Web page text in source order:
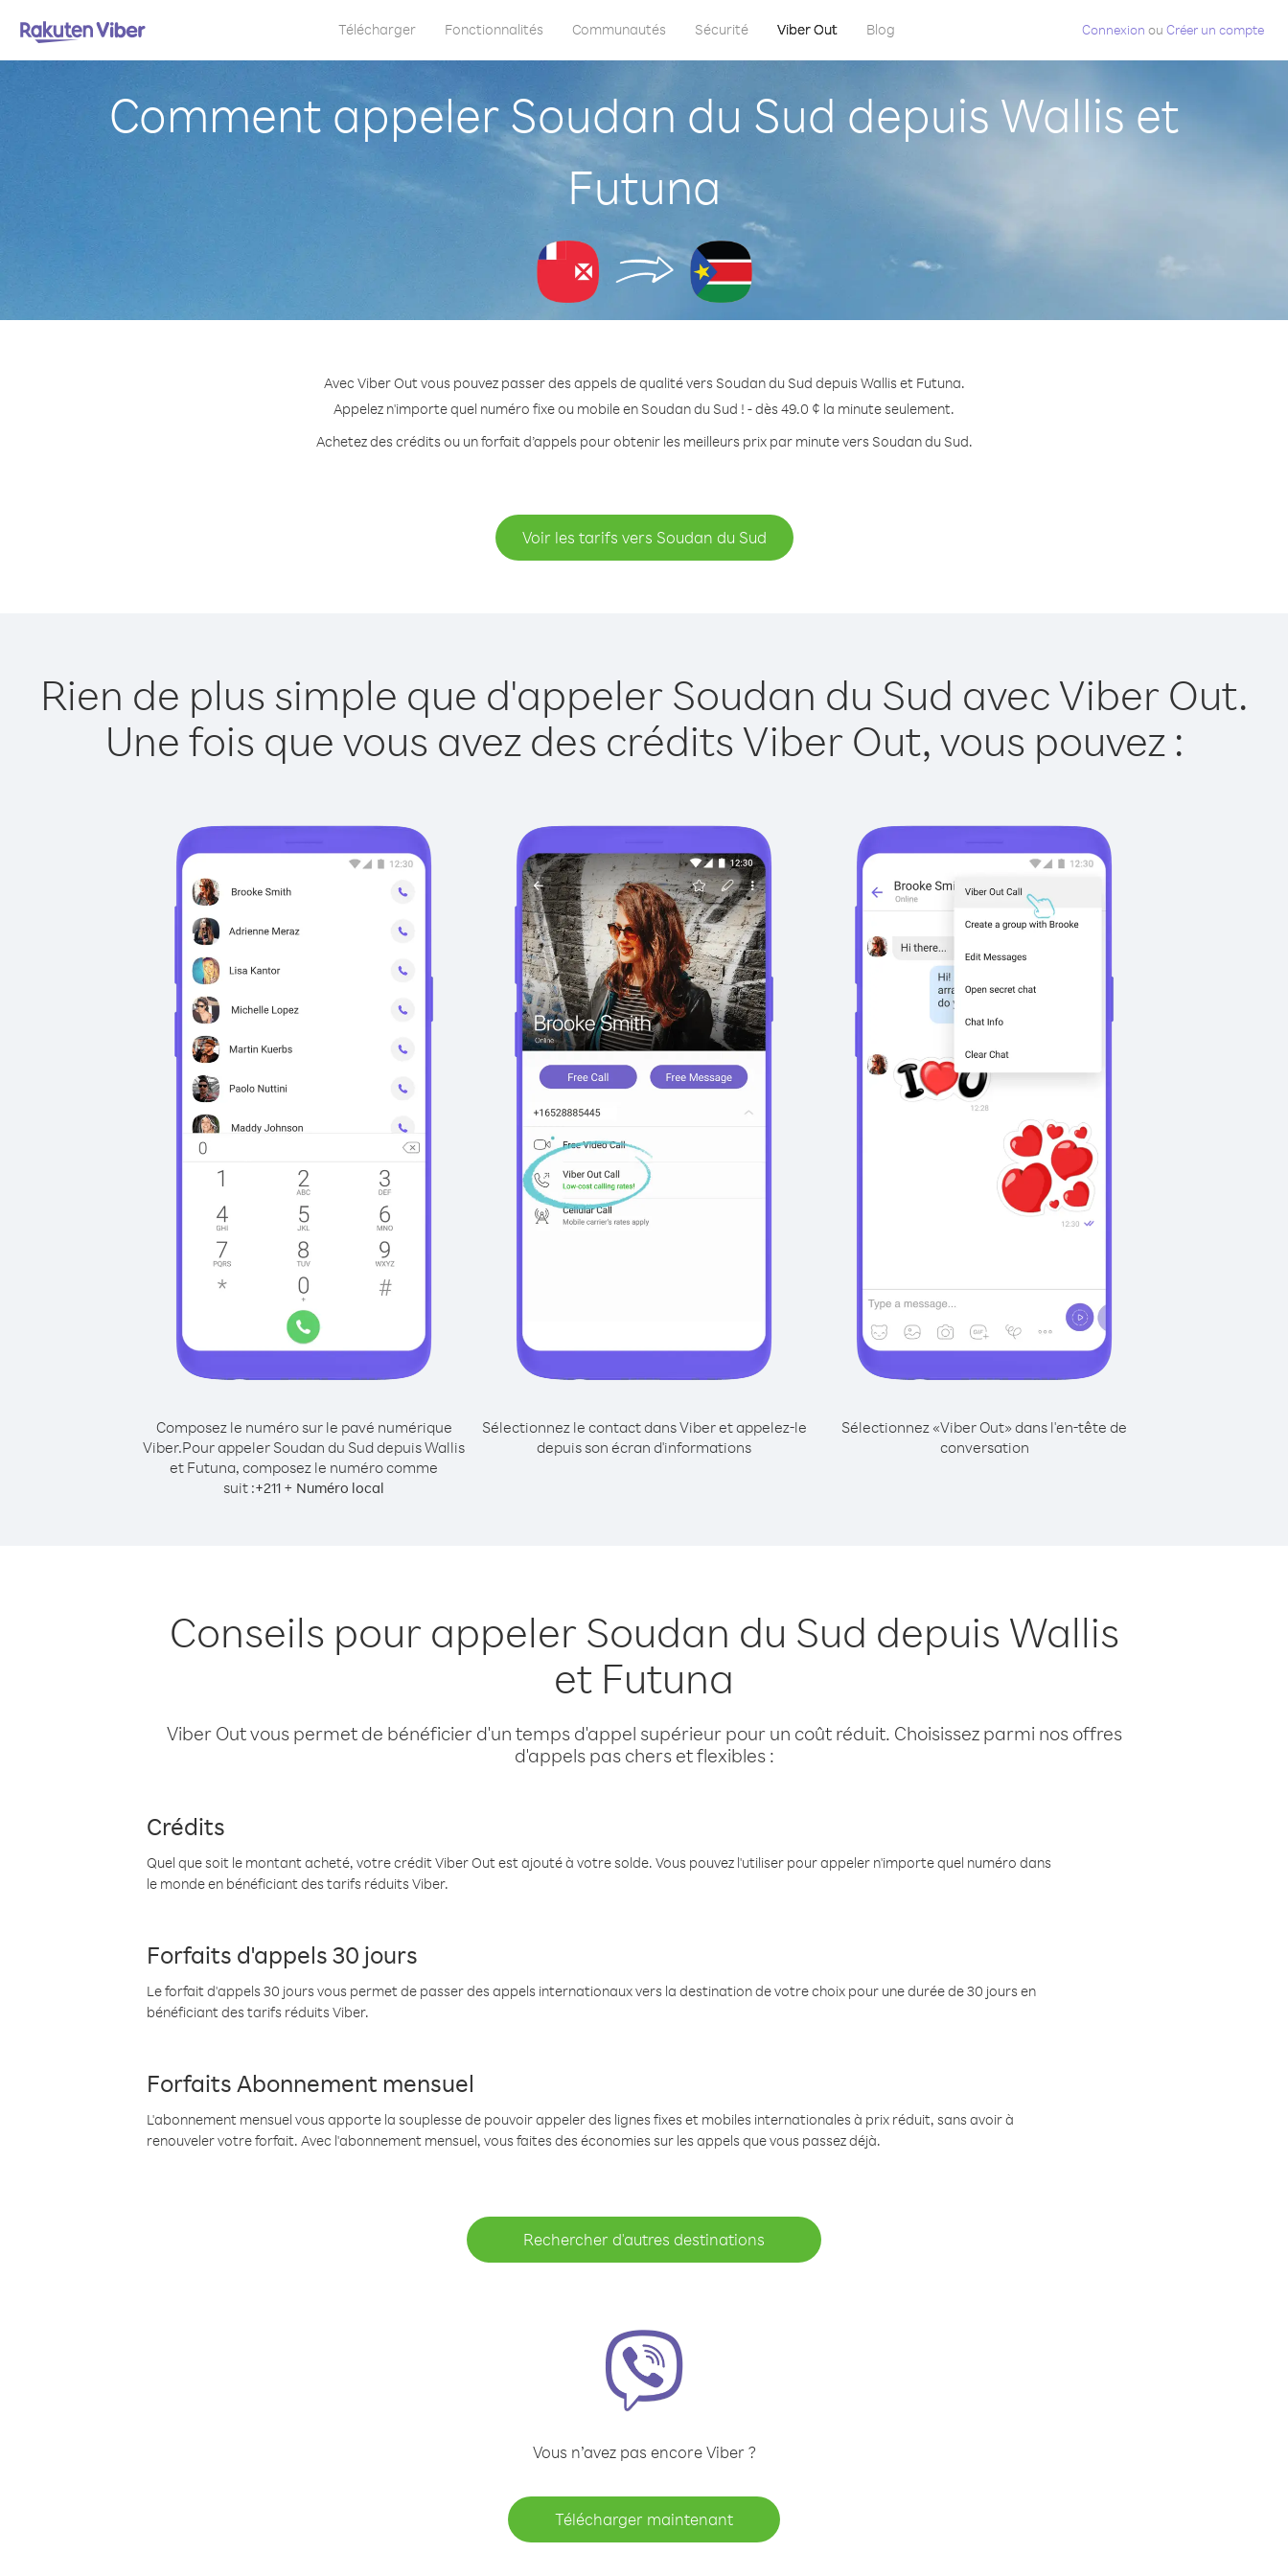
Télécharger Fonctionnalités Communautés Sécurité Viber Out Blog Connexion ou Créer un compte
Comment appeler Soudan du Sud depuis Wallis et
Futuna
Avec Viber Out vous pouvez passer des appels de qualité vers Soudan du Sud depuis Wallis et Futuna.
Appelez n'importe quel numéro fixe ou mobile en Soudan du Sud ! - dès 49.0 ¢ la minute seulement.
Achetez des crédits ou un forfait d’appels pour obtenir les meilleurs prix par minute vers Soudan du Sud.
Voir les tarifs vers Soudan du Sud
Rien de plus simple que d'appeler Soudan du Sud avec Viber Out.
Une fois que vous avez des crédits Viber Out, vous pouvez :
Composez le numéro sur le pavé numérique
Viber.Pour appeler Soudan du Sud depuis Wallis
et Futuna, composez le numéro comme
suit :+211 + Numéro local
Sélectionnez le contact dans Viber et appelez-le
depuis son écran d'informations
Sélectionnez «Viber Out» dans l'en-tête de
conversation
Conseils pour appeler Soudan du Sud depuis Wallis
et Futuna
Viber Out vous permet de bénéficier d'un temps d'appel supérieur pour un coût réduit. Choisissez parmi nos offres
d'appels pas chers et flexibles :
Crédits
Quel que soit le montant acheté, votre crédit Viber Out est ajouté à votre solde. Vous pouvez l'utiliser pour appeler n'importe quel numéro dans
le monde en bénéficiant des tarifs réduits Viber.
Forfaits d'appels 30 jours
Le forfait d'appels 30 jours vous permet de passer des appels internationaux vers la destination de votre choix pour une durée de 30 jours en
bénéficiant des tarifs réduits Viber.
Forfaits Abonnement mensuel
L'abonnement mensuel vous apporte la souplesse de pouvoir appeler des lignes fixes et mobiles internationales à prix réduit, sans avoir à
renouveler votre forfait. Avec l'abonnement mensuel, vous faites des économies sur les appels que vous passez déjà.
Rechercher d'autres destinations
Vous n’avez pas encore Viber ?
Télécharger maintenant